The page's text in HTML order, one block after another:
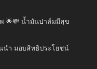
🌟💸 น้ำมันปาล์มมีสุข
นำ มอบสิทธิประโยชน์